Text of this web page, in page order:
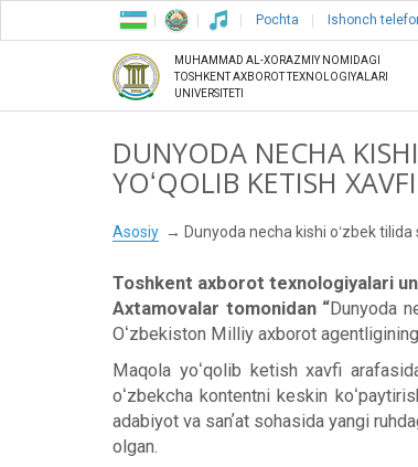
Pochta Ishonch
MUHAMMAD AL-XORAZMIY NOMIDAGI
TOSHKENT AXBOROT TEXNOLOGIYALARI
UNIVERSITETI
DUNYODA NECHA
YOʻQOLIB KETISH
Asosiy Dunyoda necha kishi oʻzbek
Toshkent axborot texnologiyalari
Axtamova lar tomonidan “Dunyoda
Oʻzbekiston Milliy axborot
Maqola yoʻqolib ketish xavfi
oʻzbekcha kontentni keskin
adabiyot va sanʼat sohasida yangi
olgan.